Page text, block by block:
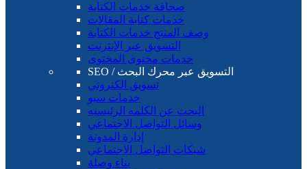
صحافة خدمات الكتابة
خدمات كتابة المقالات
وصف المنتج خدمات الكتابة
التسويق عبر الإنترنت
خدمات محتوى المحتوى
SEO / التسويق عبر محرك البحث
تسويق الكتروني
خدمات سيو
البحث عن الكلمه الرئيسيه
وسائل التواصل الاجتماعي
إدارة المدونة
شبكات التواصل الاجتماعي
بناء وصلة